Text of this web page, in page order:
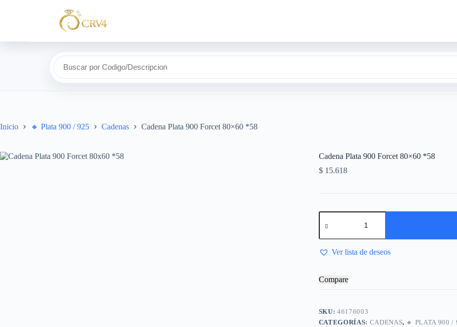
Buscar por Codigo/Descripcion
Inicio 🔸​ Plata 900 / 925 Cadenas Cadena Plata 900 Forcet 80×60 *58
Cadena Plata 900 Forcet 80×60 *58
$15.618
Ver lista de deseos
Compare
SKU:46176003
CATEGORÍAS: CADENAS, 🔸​ PLATA 900 /